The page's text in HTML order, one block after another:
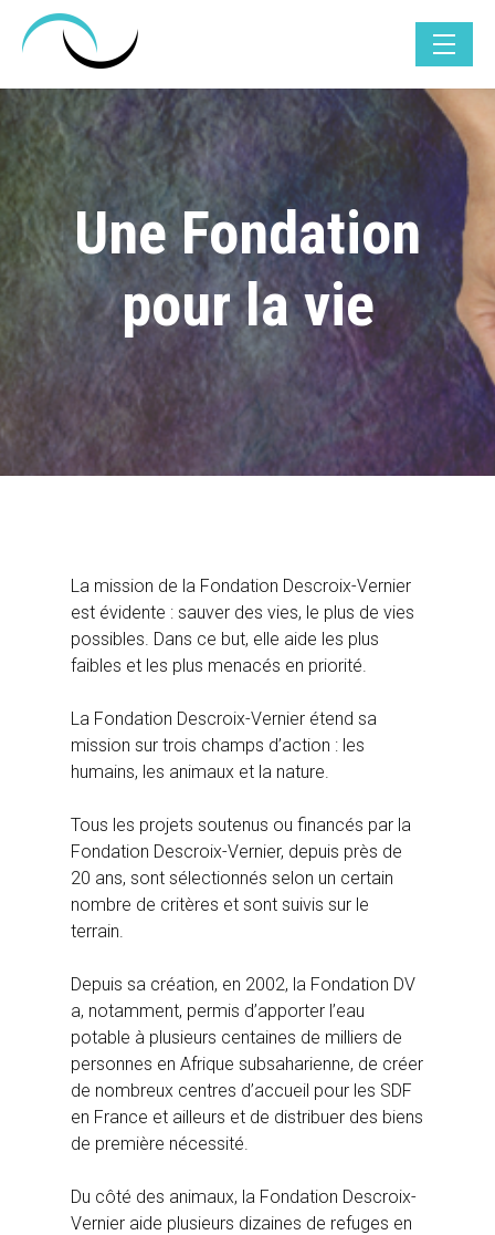
Fondation Descroix-Vernier
Apporter Assistance aux plus démunis
Une Fondation
pour la vie
La mission de la Fondation Descroix-Vernier
est évidente : sauver des vies, le plus de vies
possibles. Dans ce but, elle aide les plus
faibles et les plus menacés en priorité.
La Fondation Descroix-Vernier étend sa
mission sur trois champs d’action : les
humains, les animaux et la nature.
Tous les projets soutenus ou financés par la
Fondation Descroix-Vernier, depuis près de
20 ans, sont sélectionnés selon un certain
nombre de critères et sont suivis sur le
terrain.
Depuis sa création, en 2002, la Fondation DV
a, notamment, permis d’apporter l’eau
potable à plusieurs centaines de milliers de
personnes en Afrique subsaharienne, de créer
de nombreux centres d’accueil pour les SDF
en France et ailleurs et de distribuer des biens
de première nécessité.
Du côté des animaux, la Fondation Descroix-
Vernier aide plusieurs dizaines de refuges en